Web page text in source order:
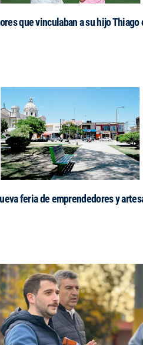
que vinculaban a su hijo Thiago
feria de emprendedores y